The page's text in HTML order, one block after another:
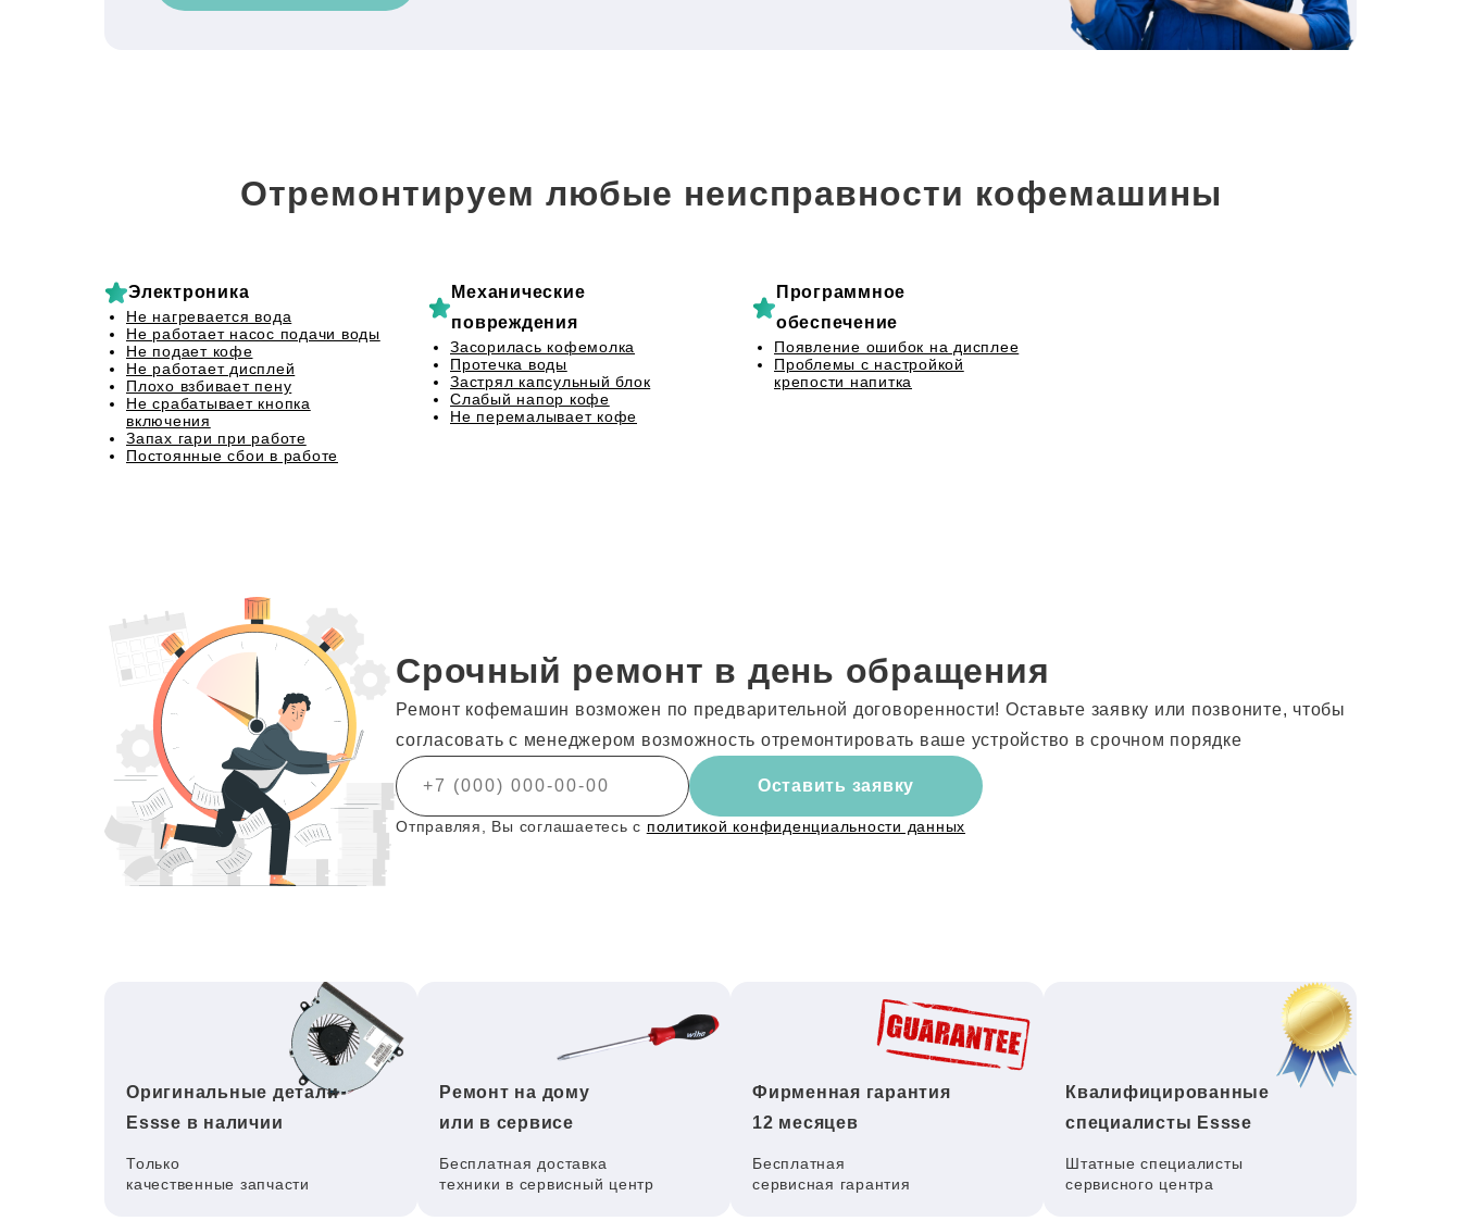
Отремонтируем любые неисправности кофемашины
Электроника
Не нагревается вода
Не работает насос подачи воды
Не подает кофе
Не работает дисплей
Плохо взбивает пену
Не срабатывает кнопка
включения
Запах гари при работе
Постоянные сбои в работе
Механические
повреждения
Засорилась кофемолка
Протечка воды
Застрял капсульный блок
Слабый напор кофе
Не перемалывает кофе
Программное
обеспечение
Появление ошибок на дисплее
Проблемы с настройкой
крепости напитка
Срочный ремонт в день обращения
Ремонт кофемашин возможен по предварительной договоренности! Оставьте заявку или позвоните, чтобы
согласовать с менеджером возможность отремонтировать ваше устройство в срочном порядке
Оставить заявку
Отправляя, Вы соглашаетесь с политикой конфиденциальности данных
Оригинальные детали
Essse в наличии
Только
качественные запчасти
Ремонт на дому
или в сервисе
Бесплатная доставка
техники в сервисный центр
Фирменная гарантия
12 месяцев
Бесплатная
сервисная гарантия
Квалифицированные
специалисты Essse
Штатные специалисты
сервисного центра